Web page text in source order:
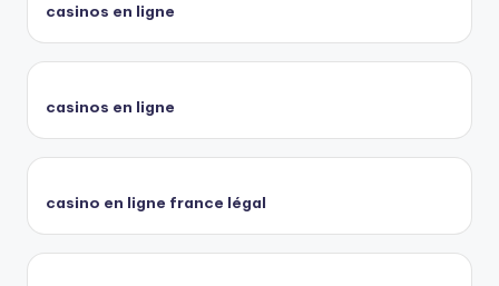
casinos en ligne
casinos en ligne
casino en ligne france légal